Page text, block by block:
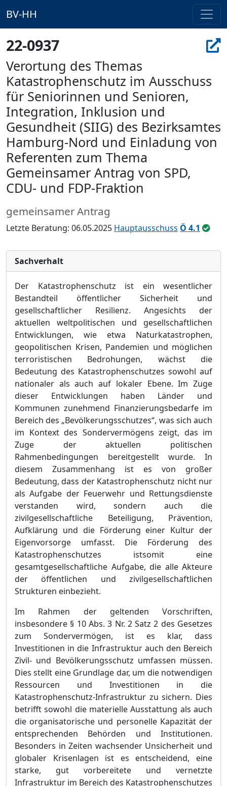
BV-HH
22-0937
Verortung des Themas
Katastrophenschutz im Ausschuss
für Seniorinnen und Senioren,
Integration, Inklusion und
Gesundheit (SIIG) des Bezirksamtes
Hamburg-Nord und Einladung von
Referenten zum Thema
Gemeinsamer Antrag von SPD,
CDU- und FDP-Fraktion
gemeinsamer Antrag
Letzte Beratung: 06.05.2025 Hauptausschuss Ö 4.1
Sachverhalt
Der Katastrophenschutz ist ein wesentlicher
Bestandteil öffentlicher Sicherheit und
gesellschaftlicher Resilienz. Angesichts der
aktuellen weltpolitischen und gesellschaftlichen
Entwicklungen, wie etwa Naturkatastrophen,
geopolitischen Krisen, Pandemien und möglichen
terroristischen Bedrohungen, wächst die
Bedeutung des Katastrophenschutzes sowohl auf
nationaler als auch auf lokaler Ebene. Im Zuge
dieser Entwicklungen haben Länder und
Kommunen zunehmend Finanzierungsbedarfe im
Bereich des „Bevölkerungsschutzes“, was sich auch
im Kontext des Sondervermögens zeigt, das im
Zuge der aktuellen politischen
Rahmenbedingungen bereitgestellt wurde. In
diesem Zusammenhang ist es von großer
Bedeutung, dass der Katastrophenschutz nicht nur
als Aufgabe der Feuerwehr und Rettungsdienste
verstanden wird, sondern auch die
zivilgesellschaftliche Beteiligung, Prävention,
Aufklärung und die Förderung einer Kultur der
Eigenvorsorge umfasst. Die Förderung des
Katastrophenschutzes istsomit eine
gesamtgesellschaftliche Aufgabe, die alle Akteure
der öffentlichen und zivilgesellschaftlichen
Strukturen einbezieht.
Im Rahmen der geltenden Vorschriften,
insbesondere § 10 Abs. 3 Nr. 2 Satz 2 des Gesetzes
zum Sondervermögen, ist es klar, dass
Investitionen in die Infrastruktur auch den Bereich
Zivil- und Bevölkerungsschutz umfassen müssen.
Dies stellt eine Grundlage dar, um die notwendigen
Ressourcen und Investitionen in die
Katastrophenschutz-Infrastruktur zu sichern. Dies
betrifft sowohl die materielle Ausstattung als auch
die organisatorische und personelle Kapazität der
entsprechenden Behörden und Institutionen.
Besonders in Zeiten wachsender Unsicherheit und
globaler Krisenlagen ist es entscheidend, eine
starke, gut vorbereitete und vernetzte
Infrastruktur im Bereich des Katastrophenschutzes